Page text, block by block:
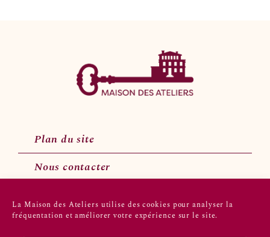
La Maison des Ateliers utilise des cookies pour analyser la
fréquentation et améliorer votre expérience sur le site.
Plan du site
Nous contacter